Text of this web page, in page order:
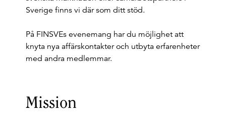
Sverige finns vi där som ditt stöd.
På FINSVEs evenemang har du möjlighet att
knyta nya affärskontakter och utbyta erfarenheter
med andra medlemmar.
Mission